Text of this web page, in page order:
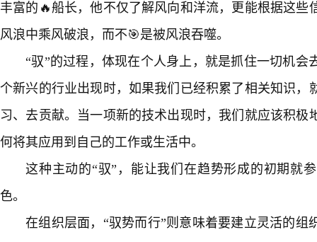
丰富的🔥船长，他不仅了解风向和洋流，更能根据这些
风浪中乘风破浪，而不🎯是被风浪吞噬。
“驭”的过程，体现在个人身上，就是抓住一切机会
个新兴的行业出现时，如果我们已经积累了相关知识，
习、去贡献。当一项新的技术出现时，我们就应该积极
何将其应用到自己的工作或生活中。
这种主动的“驭”，能让我们在趋势形成的初期就
色。
在组织层面，“驭势而行”则意味着要建立灵活的组